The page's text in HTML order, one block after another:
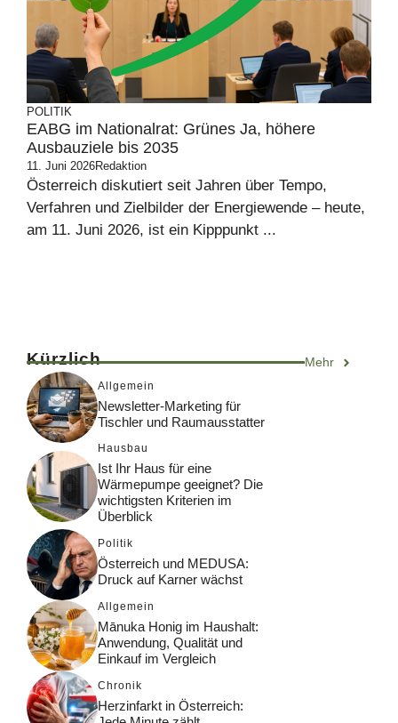
POLITIK
EABG im Nationalrat: Grünes Ja, höhere
Ausbauziele bis 2035
11. Juni 2026Redaktion
Österreich diskutiert seit Jahren über Tempo,
Verfahren und Zielbilder der Energiewende – heute,
am 11. Juni 2026, ist ein Kipppunkt ...
Kürzlich Mehr
Allgemein
Newsletter-Marketing für
Tischler und Raumausstatter
Hausbau
Ist Ihr Haus für eine
Wärmepumpe geeignet? Die
wichtigsten Kriterien im
Überblick
Politik
Österreich und MEDUSA:
Druck auf Karner wächst
Allgemein
Mānuka Honig im Haushalt:
Anwendung, Qualität und
Einkauf im Vergleich
Chronik
Herzinfarkt in Österreich: